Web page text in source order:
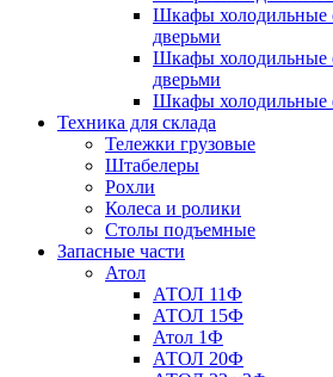
Шкафы холодильные
дверьми
Шкафы холодильные
дверьми
Шкафы холодильные
Техника для склада
Тележки грузовые
Штабелеры
Рохли
Колеса и ролики
Столы подъемные
Запасные части
Атол
АТОЛ 11Ф
АТОЛ 15Ф
Атол 1Ф
АТОЛ 20Ф